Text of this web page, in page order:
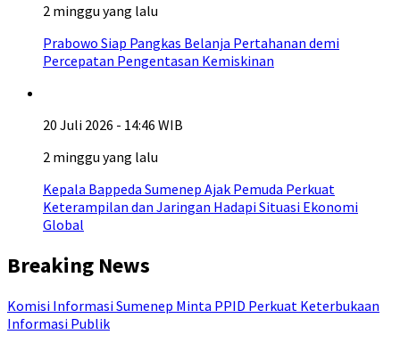
2 minggu yang lalu
Prabowo Siap Pangkas Belanja Pertahanan demi
Percepatan Pengentasan Kemiskinan
20 Juli 2026 - 14:46 WIB
2 minggu yang lalu
Kepala Bappeda Sumenep Ajak Pemuda Perkuat
Keterampilan dan Jaringan Hadapi Situasi Ekonomi
Global
Breaking News
Komisi Informasi Sumenep Minta PPID Perkuat Keterbukaan
Informasi Publik